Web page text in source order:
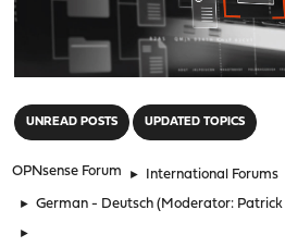
UNREAD POSTS UPDATED TOPICS
OPNsense Forum ► International Forums
► German - Deutsch (Moderator:
►